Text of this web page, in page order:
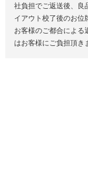
社負担でご返送後、良
イアウト校了後のお位
お客様のご都合による
はお客様にご負担頂き